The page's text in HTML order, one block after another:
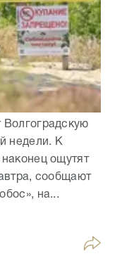
Волгоградскую
недели. К
ощутят
сообщают
на...